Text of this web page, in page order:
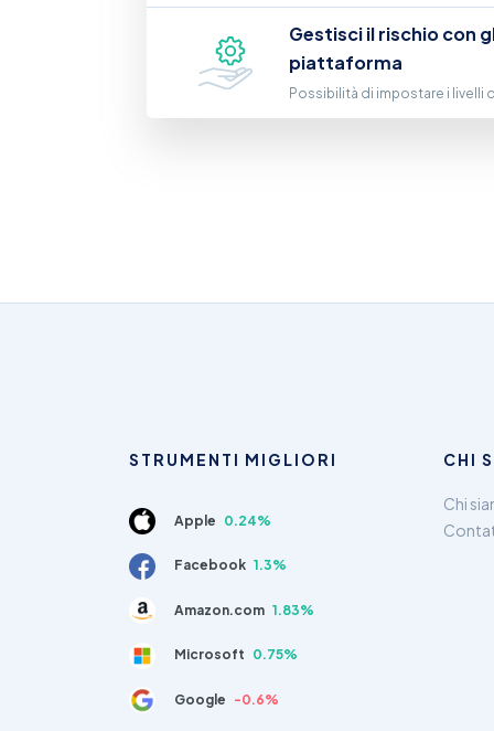
Gestisci il rischio con
piattaforma
Possibilità di impostare i livelli
STRUMENTI MIGLIORI
Apple 0.24%
Facebook 1.3%
Amazon.com 1.83%
Microsoft 0.75%
Google -0.6%
CHI
Chi